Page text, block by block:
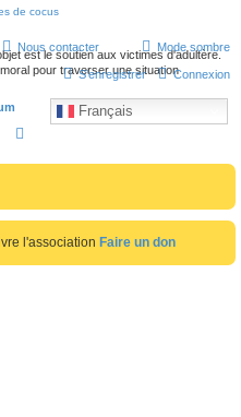
est le soutien aux victimes d'adultère.
pour traverser une situation
Mode sombre
Nous contacter
Connexion
S’enregistrer
Français
h
e
r
l'association Faire un don